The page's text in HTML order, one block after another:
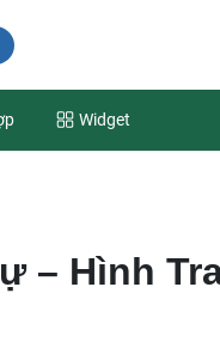
Widget
– Hình